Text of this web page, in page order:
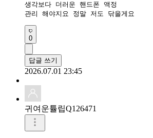
생각보다 더러운 핸드폰 액정
관리 해야지요 정말 저도 닦을게요
0
답글 쓰기
2026.07.01 23:45
귀여운튤립Q126471